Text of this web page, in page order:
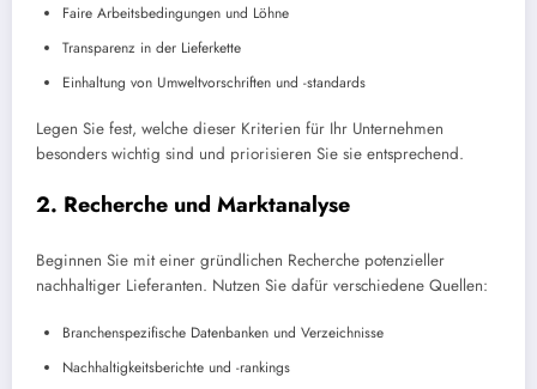
Faire Arbeitsbedingungen und Löhne
Transparenz in der Lieferkette
Einhaltung von Umweltvorschriften und -standards
Legen Sie fest, welche dieser Kriterien für Ihr Unternehmen
besonders wichtig sind und priorisieren Sie sie entsprechend.
2. Recherche und Marktanalyse
Beginnen Sie mit einer gründlichen Recherche potenzieller
nachhaltiger Lieferanten. Nutzen Sie dafür verschiedene Quellen:
Branchenspezifische Datenbanken und Verzeichnisse
Nachhaltigkeitsberichte und -rankings